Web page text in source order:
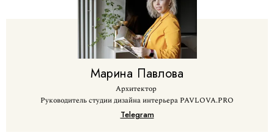
Марина Павлова
Архитектор
Руководитель студии дизайна интерьера PAVLOVA.PRO
Telegram